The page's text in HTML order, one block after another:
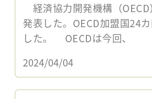
経済協力開発機構（
発表した。OECD加盟国24
した。 OECDは今回、
2024/04/04